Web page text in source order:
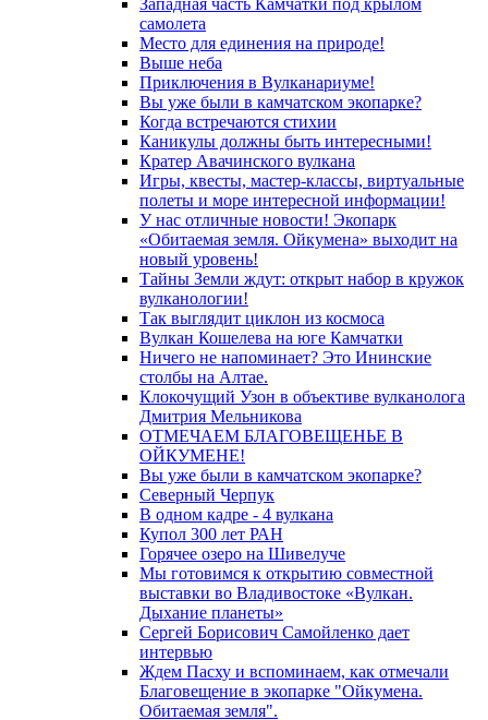
Западная часть Камчатки под крылом
самолета
Место для единения на природе!
Выше неба
Приключения в Вулканариуме!
Вы уже были в камчатском экопарке?
Когда встречаются стихии
Каникулы должны быть интересными!
Кратер Авачинского вулкана
Игры, квесты, мастер-классы, виртуальные
полеты и море интересной информации!
У нас отличные новости! Экопарк
«Обитаемая земля. Ойкумена» выходит на
новый уровень!
Тайны Земли ждут: открыт набор в кружок
вулканологии!
Так выглядит циклон из космоса
Вулкан Кошелева на юге Камчатки
Ничего не напоминает? Это Ининские
столбы на Алтае.
Клокочущий Узон в объективе вулканолога
Дмитрия Мельникова
ОТМЕЧАЕМ БЛАГОВЕЩЕНЬЕ В
ОЙКУМЕНЕ!
Вы уже были в камчатском экопарке?
Северный Черпук
В одном кадре - 4 вулкана
Купол 300 лет РАН
Горячее озеро на Шивелуче
Мы готовимся к открытию совместной
выставки во Владивостоке «Вулкан.
Дыхание планеты»
Сергей Борисович Самойленко дает
интервью
Ждем Пасху и вспоминаем, как отмечали
Благовещение в экопарке "Ойкумена.
Обитаемая земля".